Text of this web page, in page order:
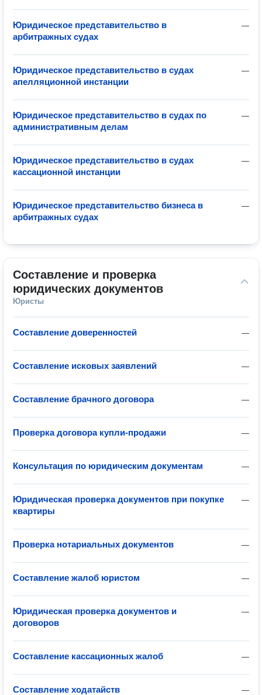
—
Юридическое представительство в
арбитражных судах
—
Юридическое представительство в судах
апелляционной инстанции
—
Юридическое представительство в судах по
административным делам
—
Юридическое представительство в судах
кассационной инстанции
—
Юридическое представительство бизнеса в
арбитражных судах
Составление и проверка
юридических документов
Юристы
—
Составление доверенностей
—
Составление исковых заявлений
—
Составление брачного договора
—
Проверка договора купли-продажи
—
Консультация по юридическим документам
—
Юридическая проверка документов при покупке
квартиры
—
Проверка нотариальных документов
—
Составление жалоб юристом
—
Юридическая проверка документов и
договоров
—
Составление кассационных жалоб
—
Составление ходатайств